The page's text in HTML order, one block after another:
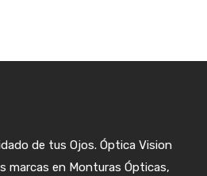
de tus Ojos. Óptica Vision
marcas en Monturas Ópticas,